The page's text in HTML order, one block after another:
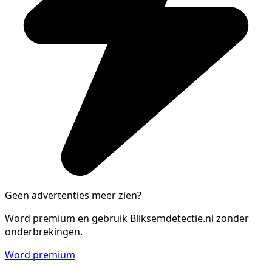
Geen advertenties meer zien?
Word premium en gebruik Bliksemdetectie.nl zonder
onderbrekingen.
Word premium